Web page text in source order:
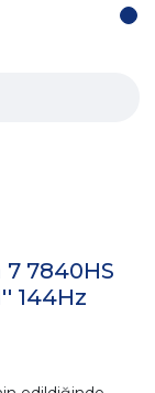
7 7840HS
144Hz